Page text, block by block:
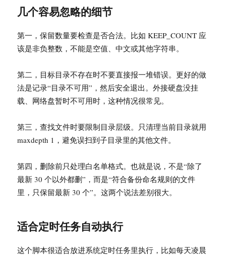
几个容易忽略的细节
第一，保留数量要检查是否合法。比如 KEEP_COUNT 应
该是非负整数，不能是空值、中文或其他字符串。
第二，目标目录不存在时不要直接报一堆错误。更好的做
法是记录“目录不可用”，然后安全退出。外接硬盘没挂
载、网络盘暂时不可用时，这种情况很常见。
第三，查找文件时要限制目录层级。只清理当前目录就用
maxdepth 1，避免误扫到子目录里的其他文件。
第四，删除前只处理白名单格式。也就是说，不是“除了
最新 30 个以外都删”，而是“符合备份命名规则的文件
里，只保留最新 30 个”。这两个说法差别很大。
适合定时任务自动执行
这个脚本很适合放进系统定时任务里执行，比如每天凌晨